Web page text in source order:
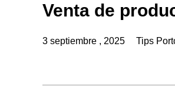
Venta de
3 septiembre , 2025 Tips